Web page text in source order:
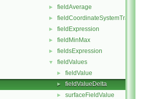
► fieldAverage
► fieldCoordinateSystemTransform
► fieldExpression
► fieldMinMax
► fieldsExpression
▼ fieldValues
► fieldValue
► fieldValueDelta
► surfaceFieldValue